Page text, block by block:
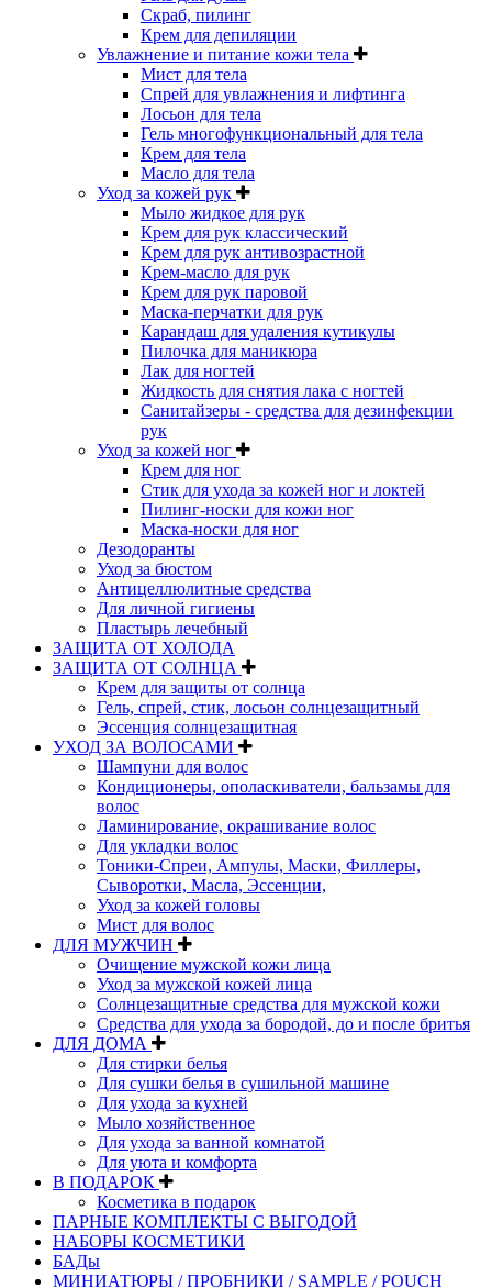
Скраб, пилинг
Крем для депиляции
Увлажнение и питание кожи тела
Мист для тела
Спрей для увлажнения и лифтинга
Лосьон для тела
Гель многофункциональный для тела
Крем для тела
Масло для тела
Уход за кожей рук
Мыло жидкое для рук
Крем для рук классический
Крем для рук антивозрастной
Крем-масло для рук
Крем для рук паровой
Маска-перчатки для рук
Карандаш для удаления кутикулы
Пилочка для маникюра
Лак для ногтей
Жидкость для снятия лака с ногтей
Санитайзеры - средства для дезинфекции
рук
Уход за кожей ног
Крем для ног
Стик для ухода за кожей ног и локтей
Пилинг-носки для кожи ног
Маска-носки для ног
Дезодоранты
Уход за бюстом
Антицеллюлитные средства
Для личной гигиены
Пластырь лечебный
ЗАЩИТА ОТ ХОЛОДА
ЗАЩИТА ОТ СОЛНЦА
Крем для защиты от солнца
Гель, спрей, стик, лосьон солнцезащитный
Эссенция солнцезащитная
УХОД ЗА ВОЛОСАМИ
Шампуни для волос
Кондиционеры, ополаскиватели, бальзамы для
волос
Ламинирование, окрашивание волос
Для укладки волос
Тоники-Спреи, Ампулы, Маски, Филлеры,
Сыворотки, Масла, Эссенции,
Уход за кожей головы
Мист для волос
ДЛЯ МУЖЧИН
Очищение мужской кожи лица
Уход за мужской кожей лица
Солнцезащитные средства для мужской кожи
Средства для ухода за бородой, до и после бритья
ДЛЯ ДОМА
Для стирки белья
Для сушки белья в сушильной машине
Для ухода за кухней
Мыло хозяйственное
Для ухода за ванной комнатой
Для уюта и комфорта
В ПОДАРОК
Косметика в подарок
ПАРНЫЕ КОМПЛЕКТЫ С ВЫГОДОЙ
НАБОРЫ КОСМЕТИКИ
БАДы
МИНИАТЮРЫ / ПРОБНИКИ / SAMPLE / POUCH